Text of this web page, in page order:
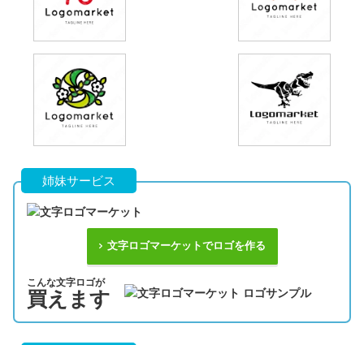
姉妹サービス
文字ロゴマーケットでロゴを作る
こんな文字ロゴが
買えます